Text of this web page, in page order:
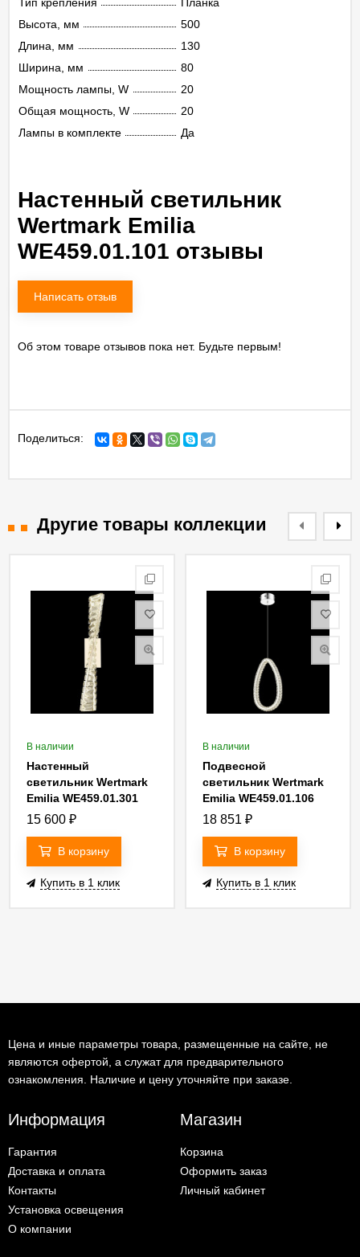
Высота, мм
500
Длина, мм
130
Ширина, мм
80
Мощность лампы, W
20
Общая мощность, W
20
Лампы в комплекте
Да
Настенный светильник
Wertmark Emilia
WE459.01.101 отзывы
Написать отзыв
Об этом товаре отзывов пока нет. Будьте первым!
Поделиться:
Другие товары коллекции
В наличии
Настенный
светильник Wertmark
Emilia WE459.01.301
15 600 ₽
В корзину
Купить в 1 клик
В наличии
Подвесной
светильник Wertmark
Emilia WE459.01.106
18 851 ₽
В корзину
Купить в 1 клик
Цена и иные параметры товара, размещенные на сайте, не
являются офертой, а служат для предварительного
ознакомления. Наличие и цену уточняйте при заказе.
Информация
Гарантия
Доставка и оплата
Контакты
Установка освещения
О компании
Магазин
Корзина
Оформить заказ
Личный кабинет